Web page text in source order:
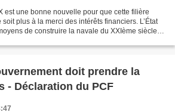
est une bonne nouvelle pour que cette filière
plus à la merci des intérêts financiers. L’État
de construire la navale du XXIème siècle
doit prendre la
- Déclaration du PCF